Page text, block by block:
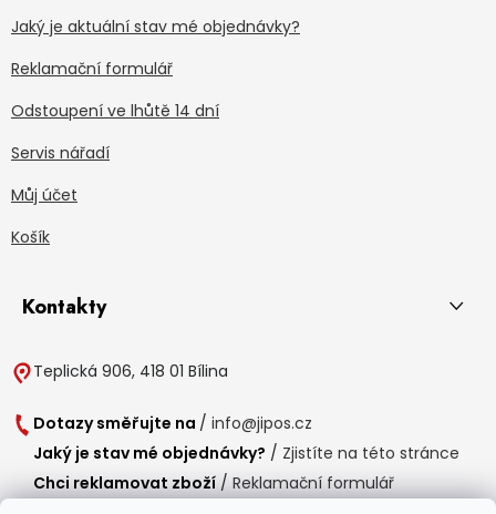
Jaký je aktuální stav mé objednávky?
Reklamační formulář
Odstoupení ve lhůtě 14 dní
Servis nářadí
Můj účet
Košík
Kontakty
Teplická 906, 418 01 Bílina
Dotazy směřujte na / info@jipos.cz
Jaký je stav mé objednávky? / Zjistíte na této stránce
Chci reklamovat zboží / Reklamační formulář